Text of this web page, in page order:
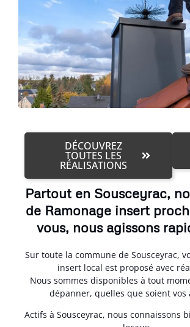
DÉCOUVREZ
TOUTES LES
RÉALISATIONS
Partout en Sousceyrac,
de Ramonage insert
vous, nous agissons
Sur toute la commune de Sousceyrac,
insert local est proposé avec
Nous sommes disponibles à tout
dépanner, quelles que soient vos
Actifs à Sousceyrac, nous connaissons